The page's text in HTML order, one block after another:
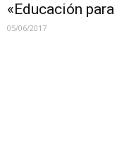
«Educación
05/06/2017